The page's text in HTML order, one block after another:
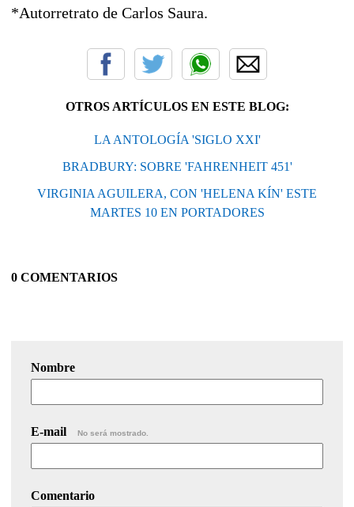
*Autorretrato de Carlos Saura.
OTROS ARTÍCULOS EN ESTE BLOG:
LA ANTOLOGÍA 'SIGLO XXI'
BRADBURY: SOBRE 'FAHRENHEIT 451'
VIRGINIA AGUILERA, CON 'HELENA KÍN' ESTE
MARTES 10 EN PORTADORES
0 COMENTARIOS
Nombre
E-mail No será mostrado.
Comentario